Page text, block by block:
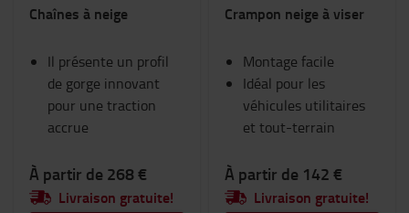
Ram Mount
Goodies Toyota
Eclairage
Equipement hivernal
Espace de travail et entrepôt
Catégorie
Chaines et crampons à neige(2)
Chaînes à neige
Il présente un profil
de gorge innovant
pour une traction
accrue
À partir de 268 €
Livraison gratuite!
Crampon neige à viser
Montage facile
Idéal pour les
véhicules utilitaires
et tout-terrain
À partir de 142 €
Livraison gratuite!